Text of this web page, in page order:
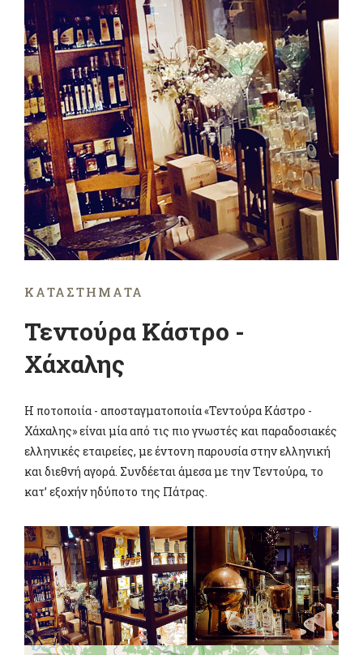
ΚΑΤΑΣΤΉΜΑΤΑ
Τεντούρα Κάστρο -
Χάχαλης
Η ποτοποιία - αποσταγματοποιία «Τεντούρα Κάστρο -
Χάχαλης» είναι μία από τις πιο γνωστές και παραδοσιακές
ελληνικές εταιρείες, με έντονη παρουσία στην ελληνική
και διεθνή αγορά. Συνδέεται άμεσα με την Τεντούρα, το
κατ’ εξοχήν ηδύποτο της Πάτρας.